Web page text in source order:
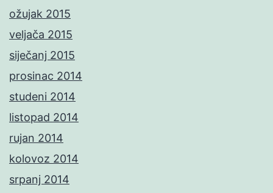
ožujak 2015
veljača 2015
siječanj 2015
prosinac 2014
studeni 2014
listopad 2014
rujan 2014
kolovoz 2014
srpanj 2014